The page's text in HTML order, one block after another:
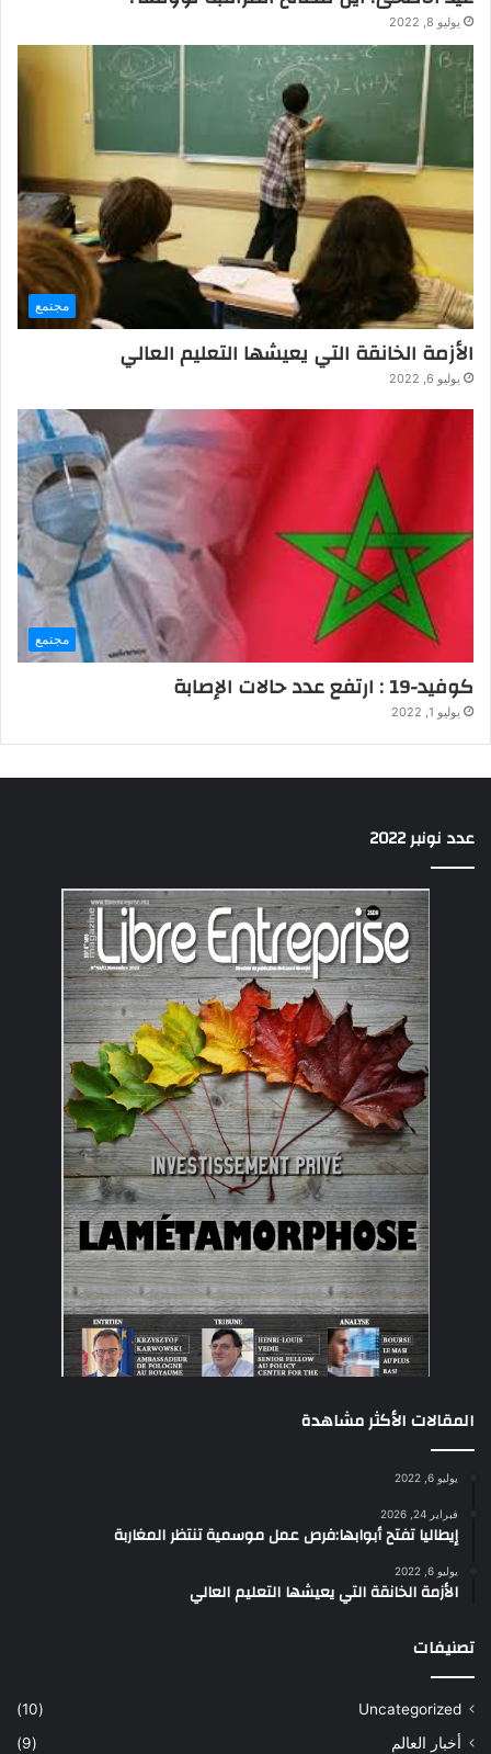
يوليو 8, 2022
مجتمع
الأزمة الخانقة التي يعيشها التعليم العالي
يوليو 6, 2022
مجتمع
كوفيد-19 : ارتفع عدد حالات الإصابة
يوليو 1, 2022
عدد نونبر 2022
المقالات الأكثر مشاهدة
يوليو 6, 2022
فبراير 24, 2026
إيطاليا تفتح أبوابها:فرص عمل موسمية تنتظر المغاربة
يوليو 6, 2022
الأزمة الخانقة التي يعيشها التعليم العالي
تصنيفات
Uncategorized
(10)
أخبار العالم
(9)